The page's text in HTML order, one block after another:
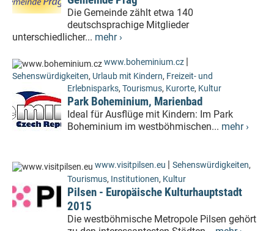
Die Gemeinde zählt etwa 140
deutschsprachige Mitglieder
unterschiedlicher... mehr ›
www.boheminium.cz |
Sehenswürdigkeiten, Urlaub mit Kindern, Freizeit- und
Erlebnisparks, Tourismus, Kurorte, Kultur
Park Boheminium, Marienbad
Ideal für Ausflüge mit Kindern: Im Park
Boheminium im westböhmischen... mehr ›
www.visitpilsen.eu | Sehenswürdigkeiten,
Tourismus, Institutionen, Kultur
Pilsen - Europäische Kulturhauptstadt
2015
Die westböhmische Metropole Pilsen gehört